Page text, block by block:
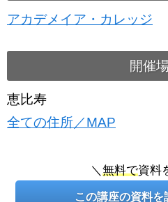
アカデメイア・カレッジ
開催
恵比寿
全ての住所／MAP
＼無料で資料
この講座の資料を